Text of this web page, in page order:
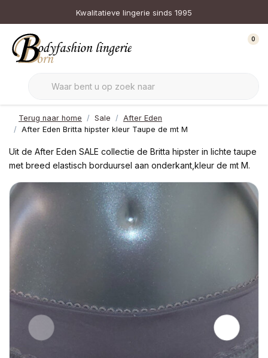
Kwalitatieve lingerie sinds 1995
0
Terug naar home Sale
After Eden
After Eden Britta hipster kleur Taupe de mt M
Uit de After Eden SALE collectie de Britta hipster in lichte taupe
met breed elastisch borduursel aan onderkant,kleur de mt M.